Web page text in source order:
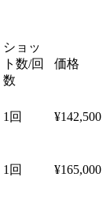
ショッ
ト数/回
数
価格
1回 ¥142,500
1回 ¥165,000